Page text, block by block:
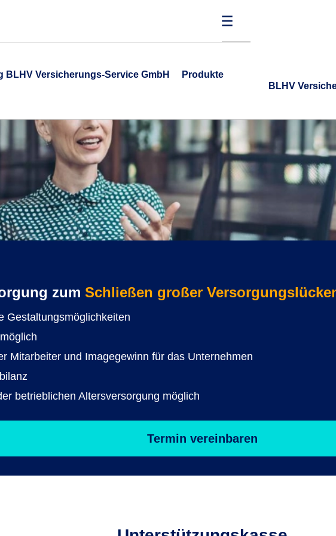
BLHV
BLHV Versicherungs-Service GmbH Produkte
zum Schließen großer
Gestaltungsmöglichkeiten
Mitarbeiter und Imagegewinn für das Unternehmen
betrieblichen Altersversorgung möglich
Termin vereinbaren